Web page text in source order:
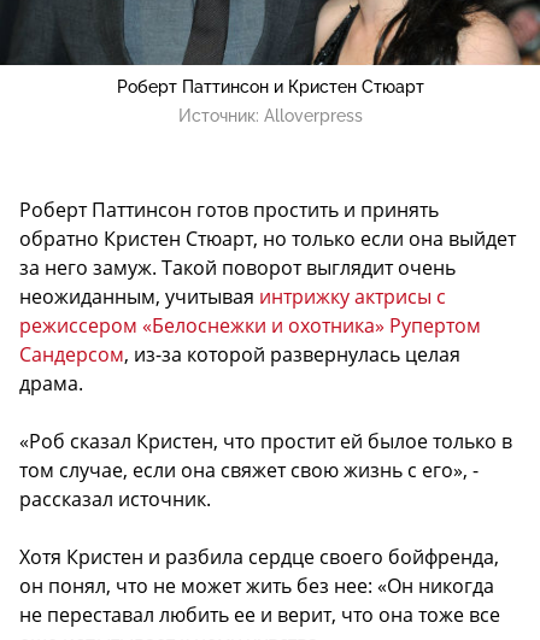
Роберт Паттинсон и Кристен Стюарт
Источник: Alloverpress
Роберт Паттинсон готов простить и принять
обратно Кристен Стюарт, но только если она выйдет
за него замуж. Такой поворот выглядит очень
неожиданным, учитывая интрижку актрисы с
режиссером «Белоснежки и охотника» Рупертом
Сандерсом, из-за которой развернулась целая
драма.
«Роб сказал Кристен, что простит ей былое только в
том случае, если она свяжет свою жизнь с его», -
рассказал источник.
Хотя Кристен и разбила сердце своего бойфренда,
он понял, что не может жить без нее: «Он никогда
не переставал любить ее и верит, что она тоже все